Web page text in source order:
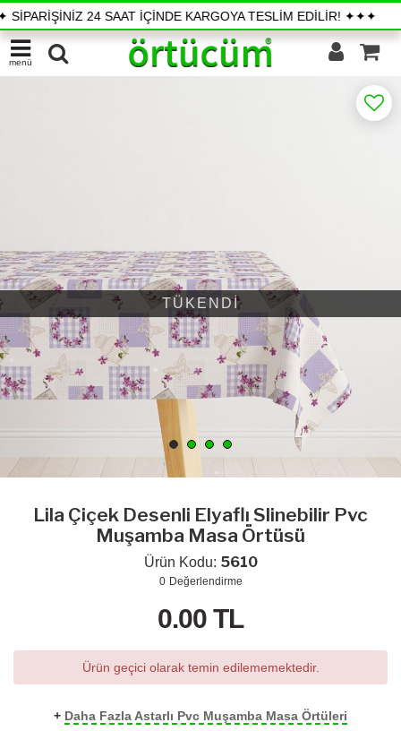
24 SAAT İÇİNDE KARGOYA TESLİM EDİLİR! ✦✦✦
menü
TÜKENDİ
Lila Çiçek Desenli Elyaflı Slinebilir Pvc
Muşamba Masa Örtüsü
Ürün Kodu: 5610
0 Değerlendirme
0.00 TL
Ürün geçici olarak temin edilememektedir.
+ Daha Fazla Astarlı Pvc Muşamba Masa Örtüleri